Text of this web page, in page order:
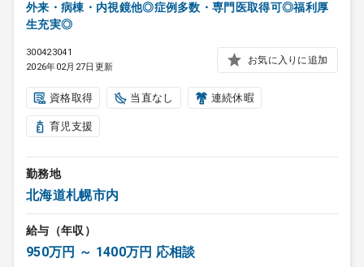
外来・病棟・内視鏡他◎症例多数・専門医取得可◎福利厚
生充実◎
300423041
2026年02月27日更新
お気に入りに追加
資格取得 当直なし 連続休暇
育児支援
勤務地
北海道札幌市内
給与（年収）
950万円 ～ 1400万円 応相談